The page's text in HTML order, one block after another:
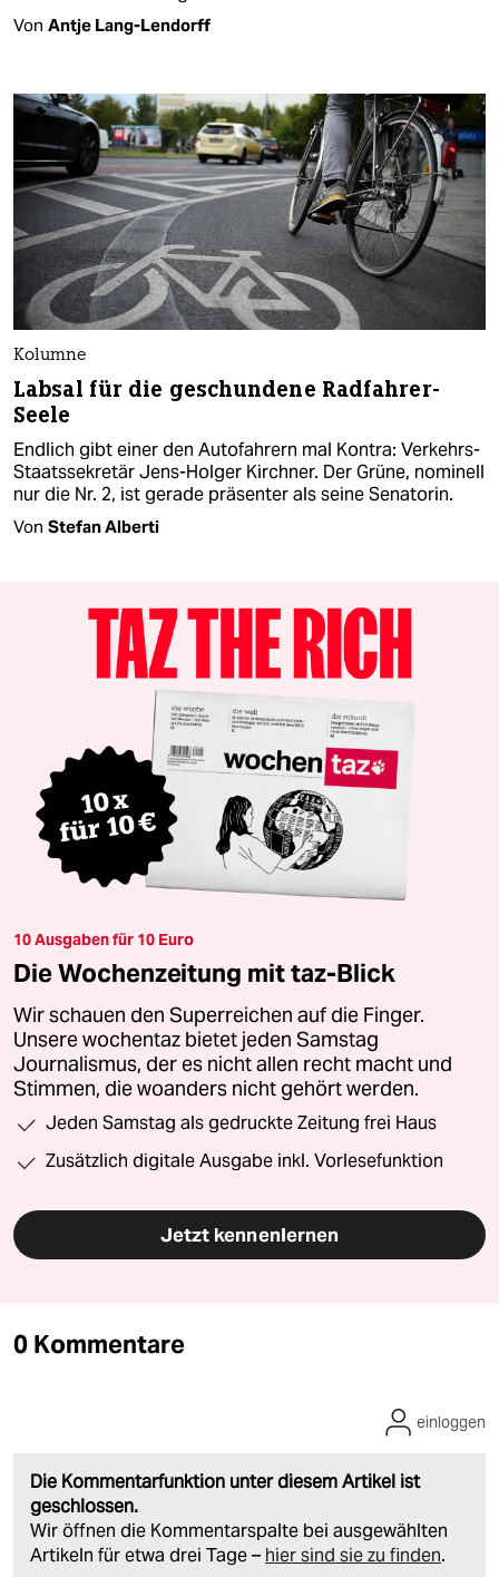
Von Antje Lang-Lendorff
Kolumne
Labsal für die geschundene Radfahrer-
Seele
Endlich gibt einer den Autofahrern mal Kontra: Verkehrs-
Staatssekretär Jens-Holger Kirchner. Der Grüne, nominell
nur die Nr. 2, ist gerade präsenter als seine Senatorin.
Von Stefan Alberti
10 Ausgaben für 10 Euro
Die Wochenzeitung mit taz-Blick
Wir schauen den Superreichen auf die Finger.
Unsere wochentaz bietet jeden Samstag
Journalismus, der es nicht allen recht macht und
Stimmen, die woanders nicht gehört werden.
Jeden Samstag als gedruckte Zeitung frei Haus
Zusätzlich digitale Ausgabe inkl. Vorlesefunktion
Jetzt kennenlernen
0 Kommentare
Die Kommentarfunktion unter diesem Artikel ist
geschlossen.
Wir öffnen die Kommentarspalte bei ausgewählten
Artikeln für etwa drei Tage – hier sind sie zu finden.
einloggen